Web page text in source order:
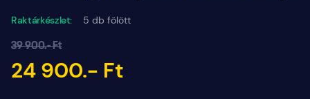
Raktárkészlet: 5 db fölött
39 900.- Ft
24 900.- Ft